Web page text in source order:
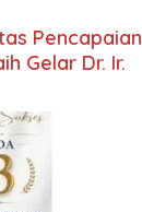
Pencapaian
Gelar Dr. Ir.